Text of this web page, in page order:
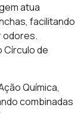
atua
facilitando
odores.
Círculo de
Química,
combinadas